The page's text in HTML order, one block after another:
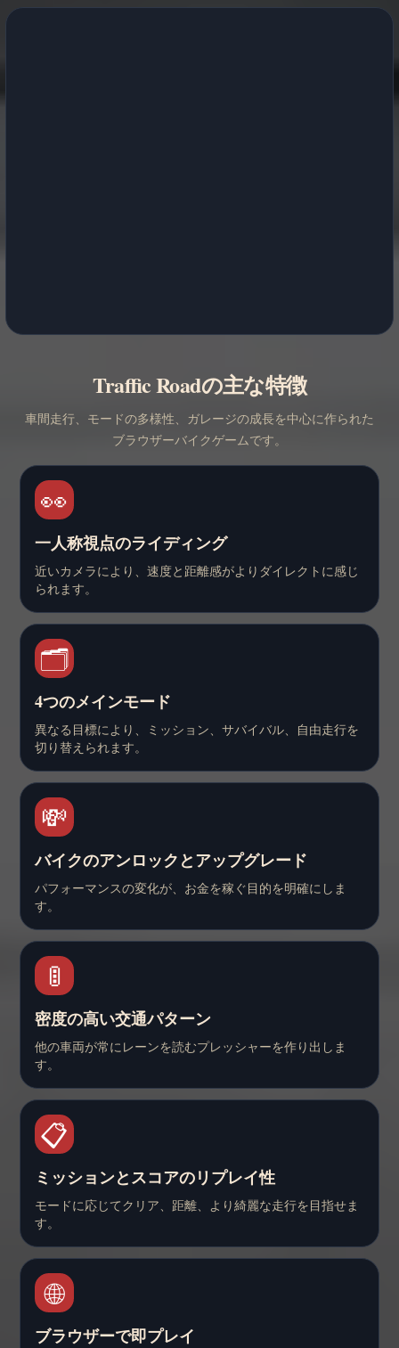
Traffic Roadの主な特徴
車間走行、モードの多様性、ガレージの成長を中心に作られた
ブラウザーバイクゲームです。
👀
一人称視点のライディング
近いカメラにより、速度と距離感がよりダイレクトに感じ
られます。
🗂️
4つのメインモード
異なる目標により、ミッション、サバイバル、自由走行を
切り替えられます。
💸
バイクのアンロックとアップグレード
パフォーマンスの変化が、お金を稼ぐ目的を明確にしま
す。
🚦
密度の高い交通パターン
他の車両が常にレーンを読むプレッシャーを作り出しま
す。
📋
ミッションとスコアのリプレイ性
モードに応じてクリア、距離、より綺麗な走行を目指せま
す。
🌐
ブラウザーで即プレイ